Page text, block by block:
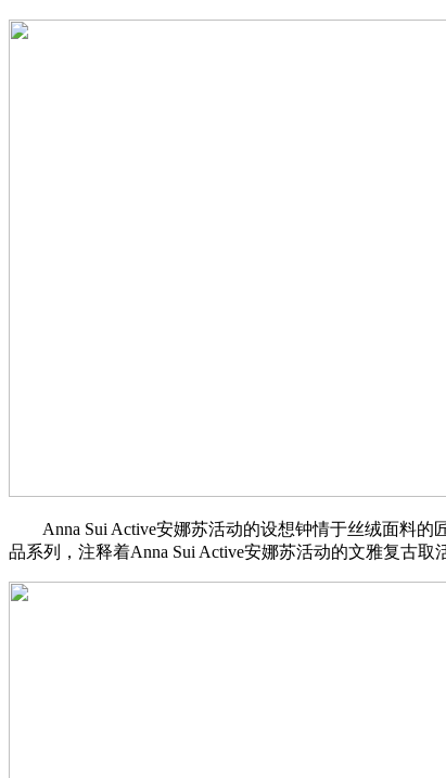
Anna Sui Active安娜苏活动的设想钟情于丝绒面料的
品系列，注释着Anna Sui Active安娜苏活动的文雅复古取